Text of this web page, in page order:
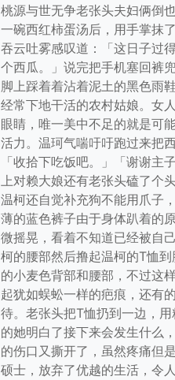
桃源与世无争老张头夫妇俩倒
一碗西红柿蛋汤后，用手掌抹
吞云吐雾感叹道：「这日子过
个西瓜。」说完把手机塞回裤
脚上踩着着沾着泥土的黑色雨
经常下地干活的农村姑娘。女
眼睛，唯一美中不足的就是可
活力。温珂气喘吁吁跑过来把
「收拾下吃饭吧。」「谢谢
上对赖大娘还有老张头磕了个
温柯还自觉补充狗不能用爪子
薄的蓝色裤子由于身体趴着的
微摇晃，看着不知道已经被自
柯的腰部然后撸起温柯的T恤
的小麦色背部和腰部，不过这
起犹如蜈蚣一样的疤痕，还有
待。老张头把T恤扔到一边，
的她明白了接下来会发生什么
的伤口又撕开了，虽然疼痛但
硕士，放弃了优越的生活，令